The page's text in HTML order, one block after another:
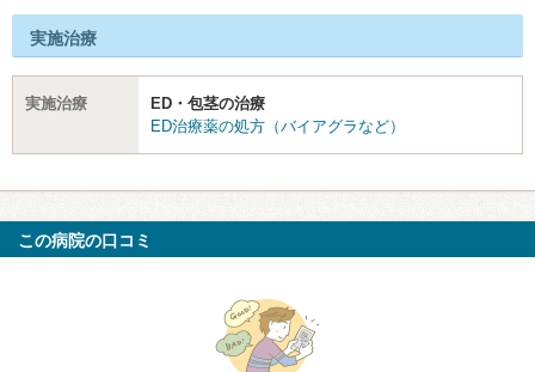
実施治療
実施治療
ED・包茎の治療
ED治療薬の処方（バイアグラなど）
この病院の口コミ